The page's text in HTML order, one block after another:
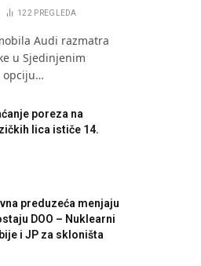
122 PREGLEDA
Audi razmatra
u Sjedinjenim
opciju…
poreza na
lica ističe 14.
preduzeća menjaju
DOO – Nuklearni
i JP za skloništa